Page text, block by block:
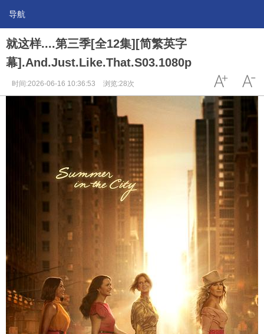
导航
就这样....第三季[全12集][简繁英字
幕].And.Just.Like.That.S03.1080p
时间:2026-06-16 10:36:53 浏览:28次